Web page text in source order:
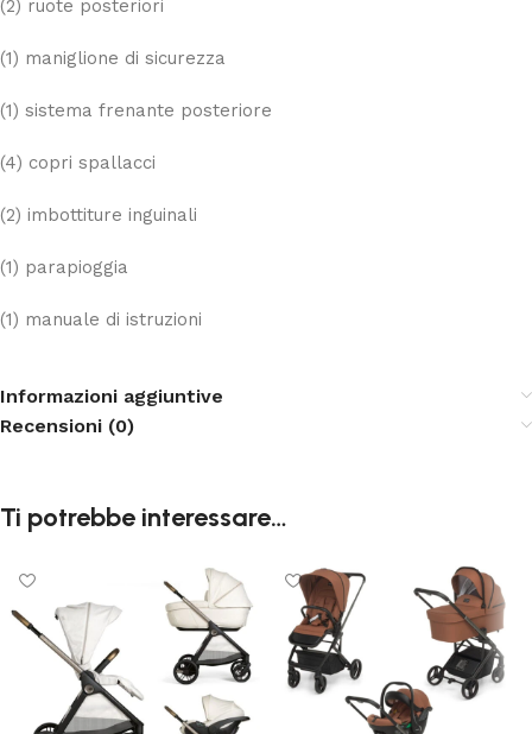
(2) ruote posteriori
(1) maniglione di sicurezza
(1) sistema frenante posteriore
(4) copri spallacci
(2) imbottiture inguinali
(1) parapioggia
(1) manuale di istruzioni
Informazioni aggiuntive
Recensioni (0)
Ti potrebbe interessare…